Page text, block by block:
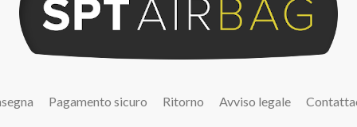
Pagamento sicuro Ritorno Avviso legale